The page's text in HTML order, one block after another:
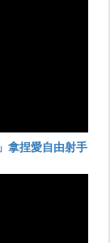
拿捏愛自由射手